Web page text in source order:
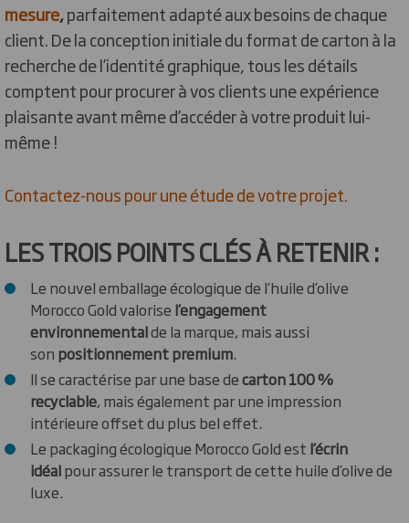
mesure,parfaitement adapté aux besoins de chaque
client. De la conception initiale du format de carton à la
recherche de l’identité graphique, tous les détails
comptent pour procurer à vos clients une expérience
plaisante avant même d’accéder à votre produit lui-
même !
Contactez-nous pour une étude de votre projet.
LES TROIS POINTS CLÉS À RETENIR :
Le nouvel emballage écologique de l’huile d’olive
Morocco Gold valorise l’engagement
environnementalde la marque, mais aussi
son positionnement premium.
Il se caractérise par une base decarton 100 %
recyclable, mais également par une impression
intérieure offset du plus bel effet.
Le packaging écologique Morocco Gold est l’écrin
idéalpour assurer le transport de cette huile d’olive de
luxe.